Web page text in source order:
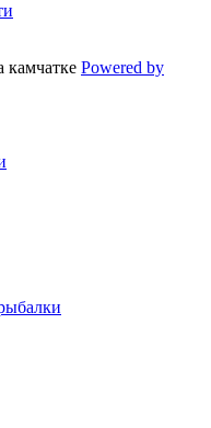
камчатке Powered by